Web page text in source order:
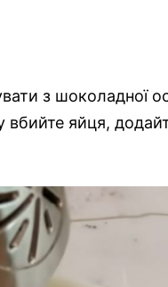
з шоколадної
яйця,